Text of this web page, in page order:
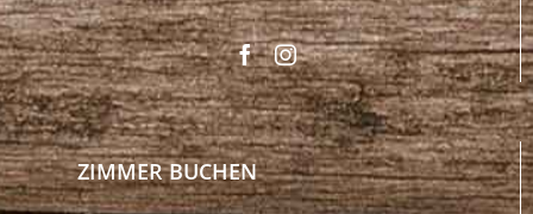
ZIMMER BUCHEN